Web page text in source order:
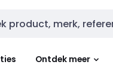
invoer
Ontdek meer